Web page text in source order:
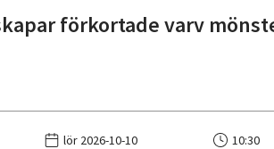
förkortade varv
lör 2026-10-10 10:30